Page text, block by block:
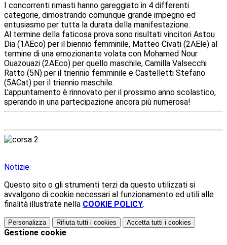
I concorrenti rimasti hanno gareggiato in 4 differenti
categorie, dimostrando comunque grande impegno ed
entusiasmo per tutta la durata della manifestazione.
Al termine della faticosa prova sono risultati vincitori Astou
Dia (1AEco) per il biennio femminile, Matteo Civati (2AEle) al
termine di una emozionante volata con Mohamed Nour
Ouazouazi (2AEco) per quello maschile, Camilla Valsecchi
Ratto (5N) per il triennio femminile e Castelletti Stefano
(5ACat) per il triennio maschile.
L'appuntamento è rinnovato per il prossimo anno scolastico,
sperando in una partecipazione ancora più numerosa!
Notizie
Questo sito o gli strumenti terzi da questo utilizzati si
avvalgono di cookie necessari al funzionamento ed utili alle
finalità illustrate nella COOKIE POLICY.
Personalizza Rifiuta tutti i cookies Accetta tutti i cookies
Gestione cookie